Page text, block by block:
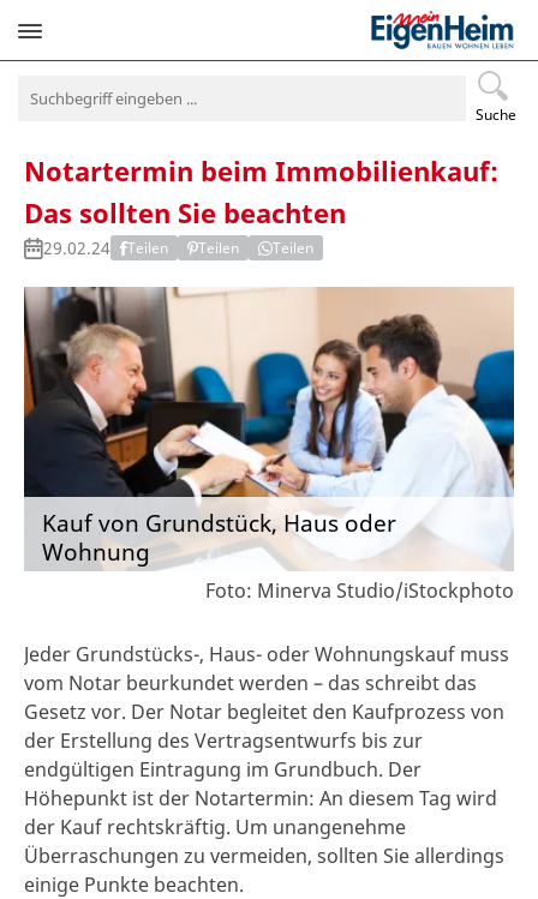
Suche
Navigation
Notartermin beim Immobilienkauf:
Das sollten Sie beachten
29.02.24 Teilen Teilen Teilen
Kauf von Grundstück, Haus oder
Wohnung
Foto: Minerva Studio/iStockphoto
Jeder Grundstücks-, Haus- oder Wohnungskauf muss
vom Notar beurkundet werden – das schreibt das
Gesetz vor. Der Notar begleitet den Kaufprozess von
der Erstellung des Vertragsentwurfs bis zur
endgültigen Eintragung im Grundbuch. Der
Höhepunkt ist der Notartermin: An diesem Tag wird
der Kauf rechtskräftig. Um unangenehme
Überraschungen zu vermeiden, sollten Sie allerdings
einige Punkte beachten.